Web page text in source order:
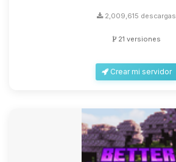
2,009,615 descargas
21 versiones
Crear mi servidor